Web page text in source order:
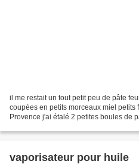
il me restait un tout petit peu de pâte
coupées en petits morceaux miel petits
Provence j'ai étalé 2 petites boules de
vaporisateur pour huile